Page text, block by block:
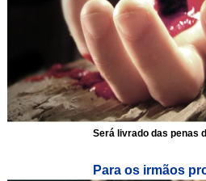
Será livrado das penas
Para os irmãos